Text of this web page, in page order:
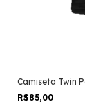
Camiseta Twin
R$85,00